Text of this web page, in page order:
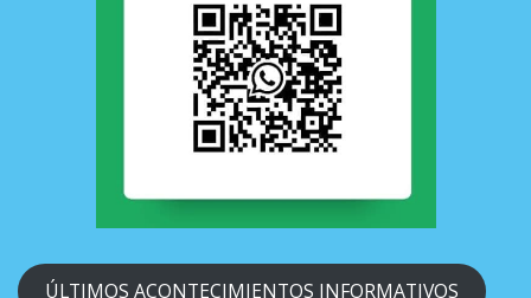
ÚLTIMOS ACONTECIMIENTOS INFORMATIVOS